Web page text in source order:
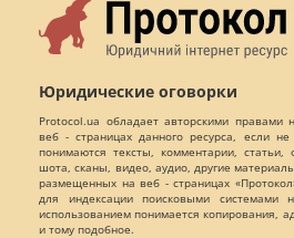
Юридические оговорки
Protocol.ua обладает авторскими
веб - страницах данного ресурса, если
понимаются тексты, комментарии, статьи,
шота, сканы, видео, аудио, другие
размещенных на веб - страницах
для индексации поисковыми системами
использованием понимается копирования,
и тому подобное.